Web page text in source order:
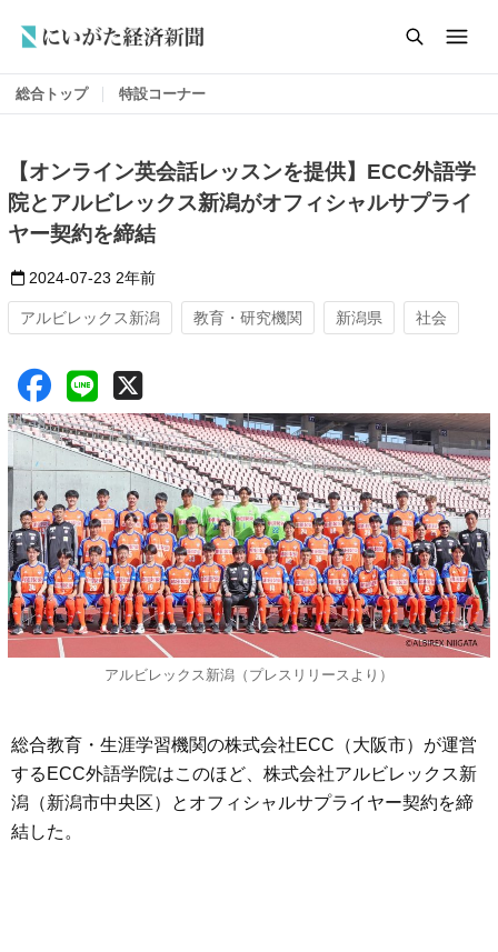
総合トップ 特設コーナー
【オンライン英会話レッスンを提供】ECC外語学
院とアルビレックス新潟がオフィシャルサプライ
ヤー契約を締結
2024-07-23 2年前
アルビレックス新潟 教育・研究機関 新潟県 社会
アルビレックス新潟（プレスリリースより）
総合教育・生涯学習機関の株式会社ECC（大阪市）が運営
するECC外語学院はこのほど、株式会社アルビレックス新
潟（新潟市中央区）とオフィシャルサプライヤー契約を締
結した。